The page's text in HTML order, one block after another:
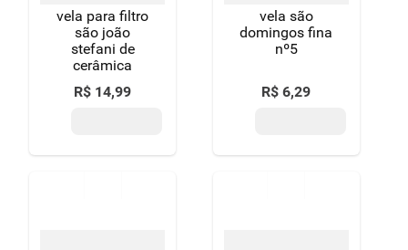
vela para filtro
são joão
stefani de
cerâmica
R$ 14,99
vela são
domingos fina
nº5
R$ 6,29